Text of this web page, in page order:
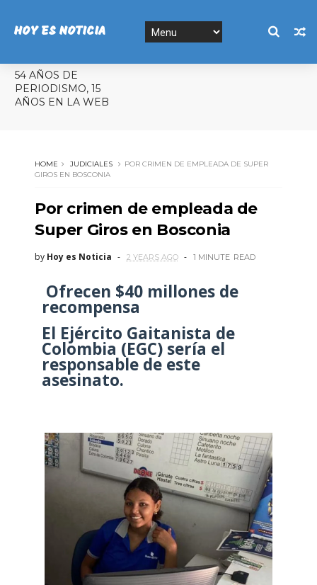
HOY ES NOTICIA
54 AÑOS DE
PERIODISMO, 15
AÑOS EN LA WEB
HOME JUDICIALES
POR CRIMEN DE EMPLEADA DE SUPER
GIROS EN BOSCONIA
Por crimen de empleada de
Super Giros en Bosconia
by Hoy es Noticia 2 YEARS AGO 1 MINUTE READ
Ofrecen $40 millones de
recompensa
El Ejército Gaitanista de
Colombia (EGC) sería el
responsable de este
asesinato.